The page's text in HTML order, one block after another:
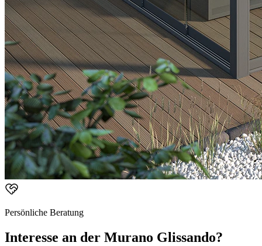
Persönliche Beratung
Interesse an der Murano Glissando?